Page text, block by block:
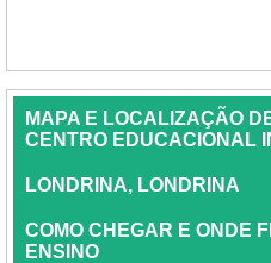
MAPA E LOCALIZAÇÃO
CENTRO EDUCACIONAL
LONDRINA, LONDRINA
COMO CHEGAR E ONDE
ENSINO